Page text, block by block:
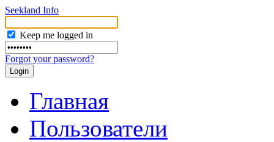
Seekland Info
Keep me logged in
Forgot your password?
Главная
Пользователи